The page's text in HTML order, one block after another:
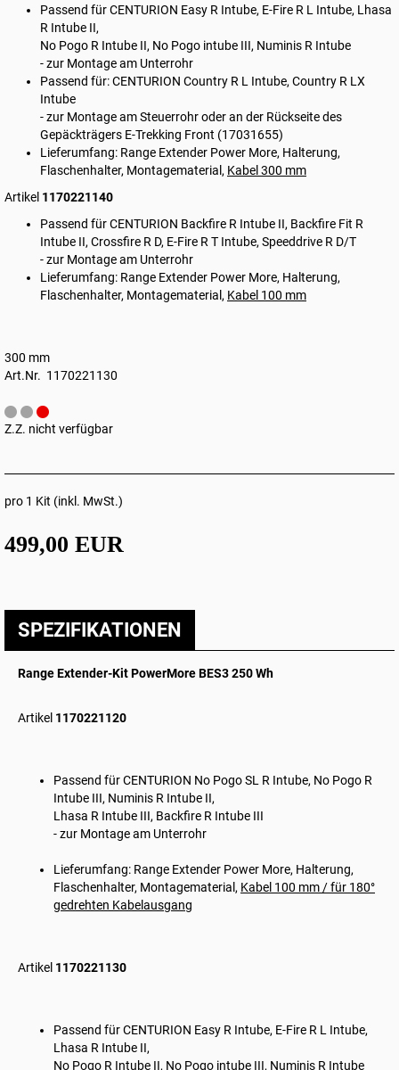
Passend für CENTURION Easy R Intube, E-Fire R L Intube, Lhasa
R Intube II,
No Pogo R Intube II, No Pogo intube III, Numinis R Intube
- zur Montage am Unterrohr
Passend für: CENTURION Country R L Intube, Country R LX
Intube
- zur Montage am Steuerrohr oder an der Rückseite des
Gepäckträgers E-Trekking Front (17031655)
Lieferumfang: Range Extender Power More, Halterung,
Flaschenhalter, Montagematerial, Kabel 300 mm
Artikel 1170221140
Passend für CENTURION Backfire R Intube II, Backfire Fit R
Intube II, Crossfire R D, E-Fire R T Intube, Speeddrive R D/T
- zur Montage am Unterrohr
Lieferumfang: Range Extender Power More, Halterung,
Flaschenhalter, Montagematerial, Kabel 100 mm
300 mm
Art.Nr. 1170221130
Z.Z. nicht verfügbar
pro 1 Kit (inkl. MwSt.)
499,00 EUR
SPEZIFIKATIONEN
Range Extender-Kit PowerMore BES3 250 Wh
Artikel 1170221120
Passend für CENTURION No Pogo SL R Intube, No Pogo R
Intube III, Numinis R Intube II,
Lhasa R Intube III, Backfire R Intube III
- zur Montage am Unterrohr
Lieferumfang: Range Extender Power More, Halterung,
Flaschenhalter, Montagematerial, Kabel 100 mm / für 180°
gedrehten Kabelausgang
Artikel 1170221130
Passend für CENTURION Easy R Intube, E-Fire R L Intube,
Lhasa R Intube II,
No Pogo R Intube II, No Pogo intube III, Numinis R Intube